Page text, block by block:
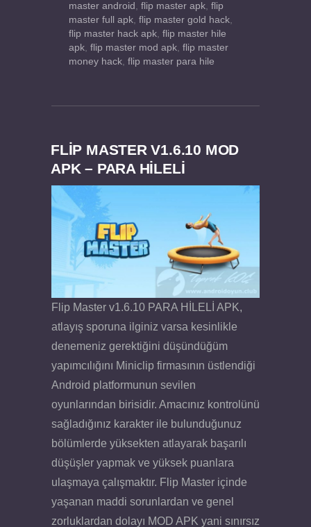
master android , flip master apk, flip
master full apk, flip master gold hack,
flip master hack apk, flip master hile
apk, flip master mod apk, flip master
money hack, flip master para hile
FLIP MASTER V1.6.10 MOD
APK – PARA HİLELİ
Flip Master v1.6.10 PARA HİLELİ APK,
atlayış sporuna ilginiz varsa kesinlikle
denemeniz gerektiğini düşündüğüm
yapımcılığını Miniclip firmasının üstlendiği
Android platformunun sevilen
oyunlarından birisidir. Amacınız kontrolünü
sağladığınız karakter ile bulunduğunuz
bölümlerde yüksekten atlayarak başarılı
düşüşler yapmak ve yüksek puanlara
ulaşmaya çalışmaktır. Flip Master içinde
yaşanan maddi sorunlardan ve genel
zorluklardan dolayı MOD APK yani sınırsız